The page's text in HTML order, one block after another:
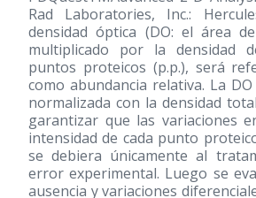
Rad Laboratories, Inc.:
densidad óptica (DO: el área
multiplicado por la densidad
puntos proteicos (p.p.), será
como abundancia relativa. La
normalizada con la densidad
garantizar que las variaciones
intensidad de cada punto
se debiera únicamente al
error experimental. Luego se
ausencia y variaciones